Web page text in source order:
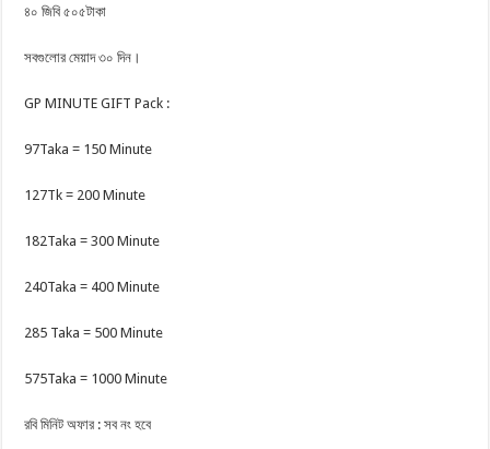
৪০ জিবি ৫০৫টাকা
সবগুলোর মেয়াদ ৩০ দিন।
GP MINUTE GIFT Pack :
97Taka = 150 Minute
127Tk = 200 Minute
182Taka = 300 Minute
240Taka = 400 Minute
285 Taka = 500 Minute
575Taka = 1000 Minute
রবি মিনিট অফার : সব নং হবে